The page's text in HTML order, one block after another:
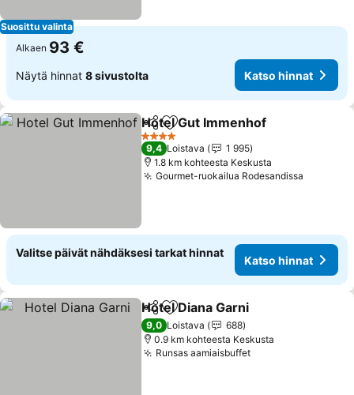
Suosittu valinta
Alkaen 93 €
Näytä hinnat 8 sivustolta Katso hinnat
Jaa Lisää suosikkeihin
Hotel Gut Immenhof
4 Tähtiluokitus
9,4 Loistava
1 995
1.8 km kohteesta Keskusta
Gourmet-ruokailua Rodesandissa
Valitse päivät nähdäksesi tarkat hinnat
Katso hinnat
Jaa Lisää suosikkeihin
Hotel Diana Garni
9,0 Loistava
688
0.9 km kohteesta Keskusta
Runsas aamiaisbuffetKatso hinnat